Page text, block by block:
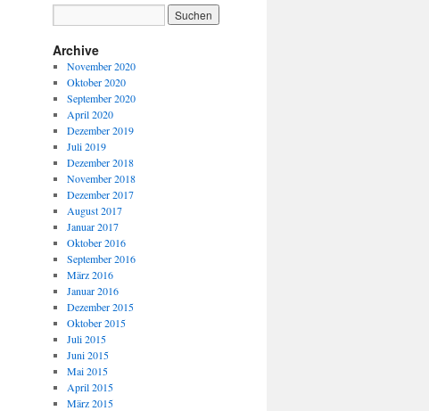
Archive
November 2020
Oktober 2020
September 2020
April 2020
Dezember 2019
Juli 2019
Dezember 2018
November 2018
Dezember 2017
August 2017
Januar 2017
Oktober 2016
September 2016
März 2016
Januar 2016
Dezember 2015
Oktober 2015
Juli 2015
Juni 2015
Mai 2015
April 2015
März 2015